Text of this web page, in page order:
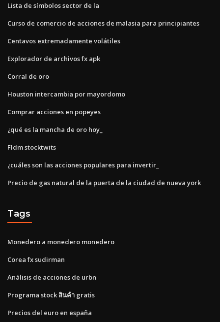
Lista de símbolos sector de la
Curso de comercio de acciones de malasia para principiantes
Centavos extremadamente volátiles
Explorador de archivos fx apk
Corral de oro
Houston intercambia por mayordomo
Comprar acciones en popeyes
¿qué es la mancha de oro hoy_
Fldm stocktwits
¿cuáles son las acciones populares para invertir_
Precio de gas natural de la puerta de la ciudad de nueva york
Tags
Monedero a monedero monedero
Corea fx sudirman
Análisis de acciones de urbn
Programa stock สินค้า gratis
Precios del euro en españa